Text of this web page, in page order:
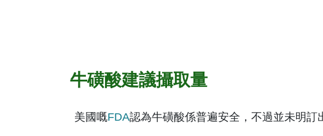
牛磺酸建議攝取量
美國嘅FDA認為牛磺酸係普遍安全，不過並未明訂